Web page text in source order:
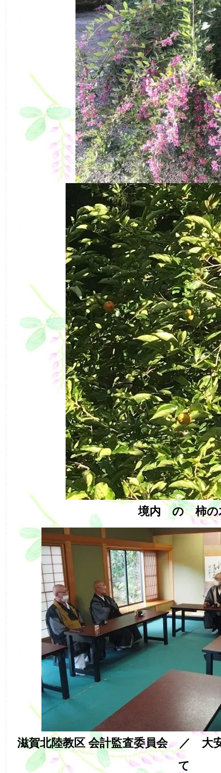
境内 の 柿の
滋賀北陸教区 会計監査委員会 ／ 大
て